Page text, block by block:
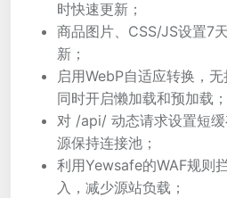
时快速更新；
商品图片、CSS/JS设置7
新；
启用WebP自适应转换，
同时开启懒加载和预加载；
对 /api/ 动态请求设置短
源保持连接池；
利用Yewsafe的WAF规则
入，减少源站负载；